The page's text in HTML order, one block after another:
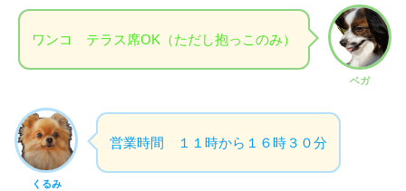
ベガ
ワンコ テラス席OK（ただし抱っこのみ）
くるみ
営業時間 １１時から１６時３０分